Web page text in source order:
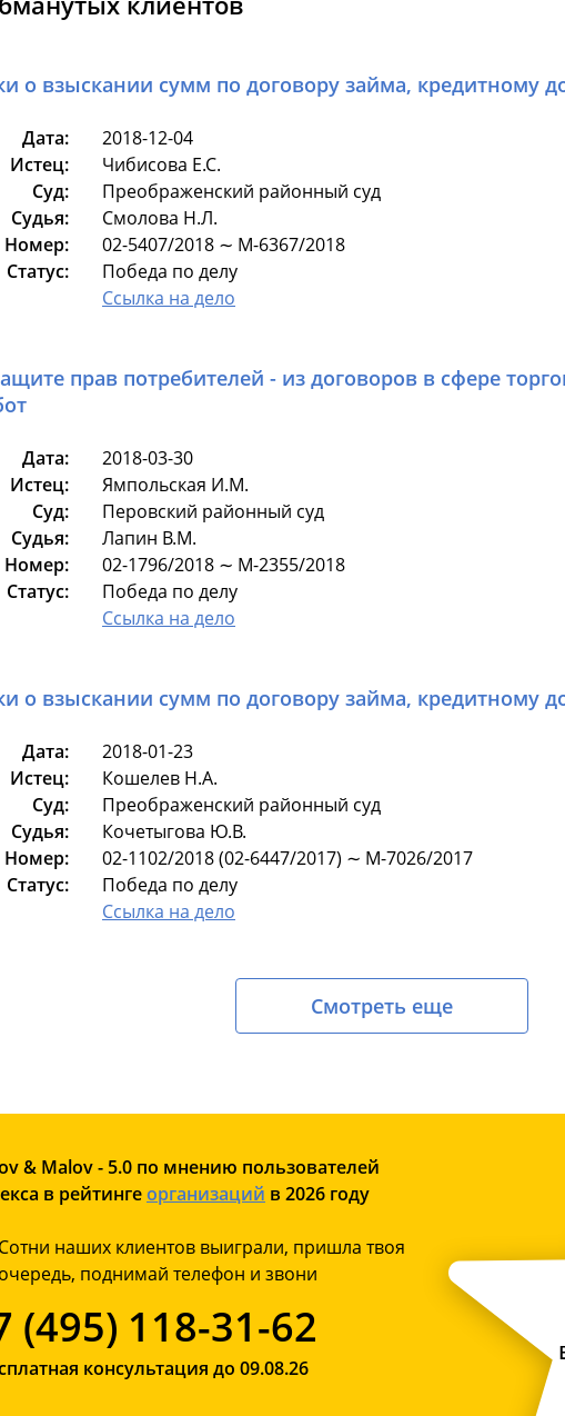
о взыскании сумм по договору займа, кредитному
Дата:
2018-12-04
Истец:
Чибисова Е.С.
Суд:
Преображенский районный суд
Судья:
Смолова Н.Л.
Номер:
02-5407/2018 ∼ М-6367/2018
Статус:
Победа по делу
Ссылка на дело
прав потребителей - из договоров в сфере
Дата:
2018-03-30
Истец:
Ямпольская И.М.
Суд:
Перовский районный суд
Судья:
Лапин В.М.
Номер:
02-1796/2018 ∼ М-2355/2018
Статус:
Победа по делу
Ссылка на дело
о взыскании сумм по договору займа, кредитному
Дата:
2018-01-23
Истец:
Кошелев Н.А.
Суд:
Преображенский районный суд
Судья:
Кочетыгова Ю.В.
Номер:
02-1102/2018 (02-6447/2017) ∼ М-7026/2017
Статус:
Победа по делу
Ссылка на дело
Смотреть еще
& Malov - 5.0 по мнению пользователей
в рейтингеорганизаций в 2026 году
наших клиентов выиграли, пришла твоя
поднимай телефон и звони
(495) 118-31-62
консультация до 09.08.26